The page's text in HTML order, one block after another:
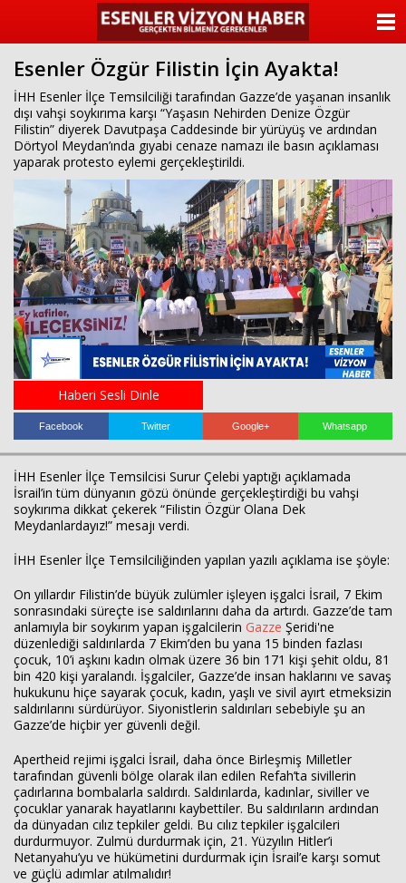
Esenler Özgür Filistin İçin Ayakta!
İHH Esenler İlçe Temsilciliği tarafından Gazze’de yaşanan insanlık
dışı vahşi soykırıma karşı “Yaşasın Nehirden Denize Özgür
Filistin” diyerek Davutpaşa Caddesinde bir yürüyüş ve ardından
Dörtyol Meydan’ında gıyabi cenaze namazı ile basın açıklaması
yaparak protesto eylemi gerçekleştirildi.
Haberi Sesli Dinle
Facebook Twitter Google+ Whatsapp
İHH Esenler İlçe Temsilcisi Surur Çelebi yaptığı açıklamada
İsrail’in tüm dünyanın gözü önünde gerçekleştirdiği bu vahşi
soykırıma dikkat çekerek “Filistin Özgür Olana Dek
Meydanlardayız!” mesajı verdi.
İHH Esenler İlçe Temsilciliğinden yapılan yazılı açıklama ise şöyle:
On yıllardır Filistin’de büyük zulümler işleyen işgalci İsrail, 7 Ekim
sonrasındaki süreçte ise saldırılarını daha da artırdı. Gazze’de tam
anlamıyla bir soykırım yapan işgalcilerin Gazze Şeridi'ne
düzenlediği saldırılarda 7 Ekim’den bu yana 15 binden fazlası
çocuk, 10’i aşkını kadın olmak üzere 36 bin 171 kişi şehit oldu, 81
bin 420 kişi yaralandı. İşgalciler, Gazze’de insan haklarını ve savaş
hukukunu hiçe sayarak çocuk, kadın, yaşlı ve sivil ayırt etmeksizin
saldırılarını sürdürüyor. Siyonistlerin saldırıları sebebiyle şu an
Gazze’de hiçbir yer güvenli değil.
Apertheid rejimi işgalci İsrail, daha önce Birleşmiş Milletler
tarafından güvenli bölge olarak ilan edilen Refah’ta sivillerin
çadırlarına bombalarla saldırdı. Saldırılarda, kadınlar, siviller ve
çocuklar yanarak hayatlarını kaybettiler. Bu saldırıların ardından
da dünyadan cılız tepkiler geldi. Bu cılız tepkiler işgalcileri
durdurmuyor. Zulmü durdurmak için, 21. Yüzyılın Hitler’i
Netanyahu’yu ve hükümetini durdurmak için İsrail’e karşı somut
ve güçlü adımlar atılmalıdır!
ANASAYFA
KATEGORİLER
YAZARLAR
ANKETLER
FOTO GALERİ
VİDEO GALERİ
KÜNYE
İLETİŞİM